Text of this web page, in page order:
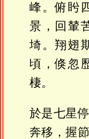
峰。俯盻
景，回輦
埼。翔翅
頃，倏忽
棲。
於是七星
奔移，握